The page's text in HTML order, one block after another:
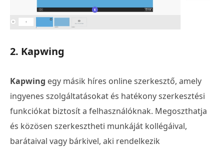
2. Kapwing
Kapwing egy másik híres online szerkesztő, amely
ingyenes szolgáltatásokat és hatékony szerkesztési
funkciókat biztosít a felhasználóknak. Megoszthatja
és közösen szerkesztheti munkáját kollégáival,
barátaival vagy bárkivel, aki rendelkezik